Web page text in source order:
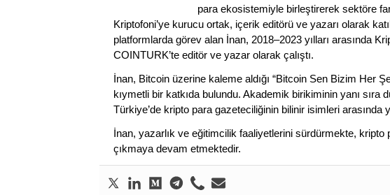
para ekosistemiyle birleştirerek sektöre
Kriptofoni’ye kurucu ortak, içerik editörü ve yazarı olarak
platformlarda görev alan İnan, 2018–2023 yılları arasında
COINTURK’te editör ve yazar olarak çalıştı.
İnan, Bitcoin üzerine kaleme aldığı “Bitcoin Sen Bizim Her
kıymetli bir katkıda bulundu. Akademik birikiminin yanı sıra
Türkiye’de kripto para gazeteciliğinin bilinir isimleri arasında
İnan, yazarlık ve eğitimcilik faaliyetlerini sürdürmekte, kripto
çıkmaya devam etmektedir.